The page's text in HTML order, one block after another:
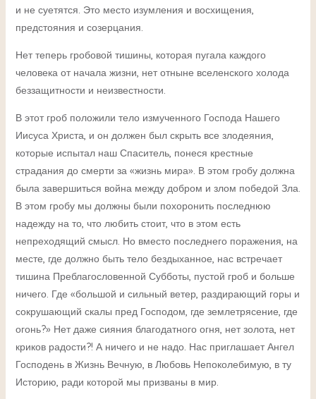
и не суетятся. Это место изумления и восхищения,
предстояния и созерцания.
Нет теперь гробовой тишины, которая пугала каждого
человека от начала жизни, нет отныне вселенского холода
беззащитности и неизвестности.
В этот гроб положили тело измученного Господа Нашего
Иисуса Христа, и он должен был скрыть все злодеяния,
которые испытал наш Спаситель, понеся крестные
страдания до смерти за «жизнь мира». В этом гробу должна
была завершиться война между добром и злом победой Зла.
В этом гробу мы должны были похоронить последнюю
надежду на то, что любить стоит, что в этом есть
непреходящий смысл. Но вместо последнего поражения, на
месте, где должно быть тело бездыханное, нас встречает
тишина Преблагословенной Субботы, пустой гроб и больше
ничего. Где «большой и сильный ветер, раздирающий горы и
сокрушающий скалы пред Господом, где землетрясение, где
огонь?» Нет даже сияния благодатного огня, нет золота, нет
криков радости?! А ничего и не надо. Нас приглашает Ангел
Господень в Жизнь Вечную, в Любовь Непоколебимую, в ту
Историю, ради которой мы призваны в мир.